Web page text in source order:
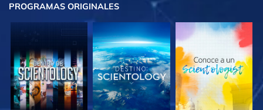
PROGRAMAS ORIGINALES